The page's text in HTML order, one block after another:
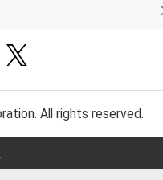
All rights reserved.